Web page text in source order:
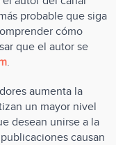
probable que siga
cómo
que el autor se
.
aumenta la
un mayor nivel
desean unirse a la
causan